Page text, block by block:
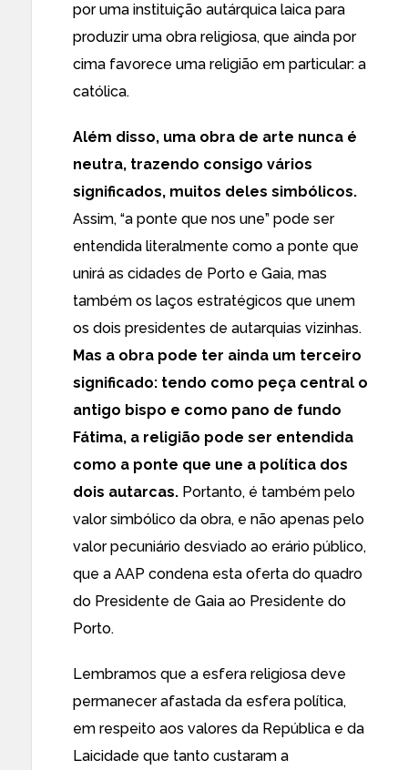
por uma instituição autárquica laica para
produzir uma obra religiosa, que ainda por
cima favorece uma religião em particular: a
católica.
Além disso, uma obra de arte nunca é
neutra, trazendo consigo vários
significados, muitos deles simbólicos.
Assim, “a ponte que nos une” pode ser
entendida literalmente como a ponte que
unirá as cidades de Porto e Gaia, mas
também os laços estratégicos que unem
os dois presidentes de autarquias vizinhas.
Mas a obra pode ter ainda um terceiro
significado: tendo como peça central o
antigo bispo e como pano de fundo
Fátima, a religião pode ser entendida
como a ponte que une a política dos
dois autarcas. Portanto, é também pelo
valor simbólico da obra, e não apenas pelo
valor pecuniário desviado ao erário público,
que a AAP condena esta oferta do quadro
do Presidente de Gaia ao Presidente do
Porto.
Lembramos que a esfera religiosa deve
permanecer afastada da esfera política,
em respeito aos valores da República e da
Laicidade que tanto custaram a